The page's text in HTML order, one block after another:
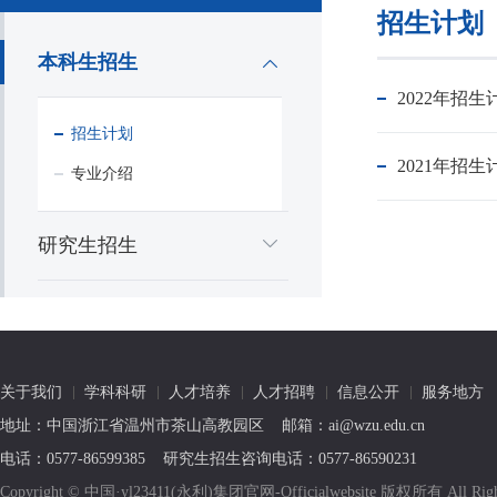
本科生招生
招生计划
专业介绍
研究生招生
招生计划
2022年招生
2021年招生
关于我们 学科科研 人才培养 人才招聘 信息公开
服务地方
地址：中国浙江省温州市茶山高教园区 邮箱：ai@wzu.edu.cn
电话：0577-86599385 研究生招生咨询电话：0577-86590231
Copyright © 中国·yl23411(永利)集团官网-Officialwebsite 版权所有 All